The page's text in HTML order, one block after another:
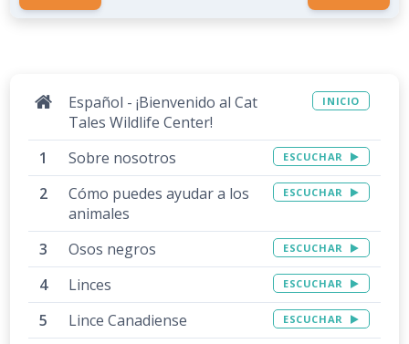
Español - ¡Bienvenido al Cat
Tales Wildlife Center!
INICIO
Sobre nosotros ESCUCHAR
Cómo puedes ayudar a los
animales
ESCUCHAR
Osos negros ESCUCHAR
Linces ESCUCHAR
Lince Canadiense ESCUCHAR